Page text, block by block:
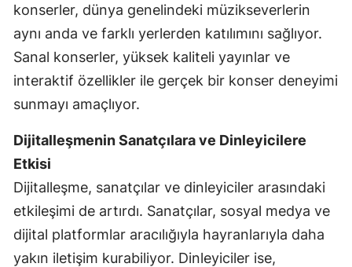
konserler, dünya genelindeki müzikseverlerin
aynı anda ve farklı yerlerden katılımını sağlıyor.
Sanal konserler, yüksek kaliteli yayınlar ve
interaktif özellikler ile gerçek bir konser deneyimi
sunmayı amaçlıyor.
Dijitalleşmenin Sanatçılara ve Dinleyicilere
Etkisi
Dijitalleşme, sanatçılar ve dinleyiciler arasındaki
etkileşimi de artırdı. Sanatçılar, sosyal medya ve
dijital platformlar aracılığıyla hayranlarıyla daha
yakın iletişim kurabiliyor. Dinleyiciler ise,